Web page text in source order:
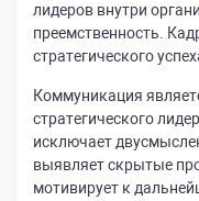
лидеров внутри
преемственность.
стратегического
Коммуникация
стратегического
исключает
выявляет скрытые
мотивирует к